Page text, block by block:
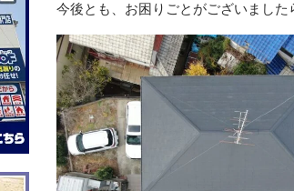
今後とも、お困りごとがございました